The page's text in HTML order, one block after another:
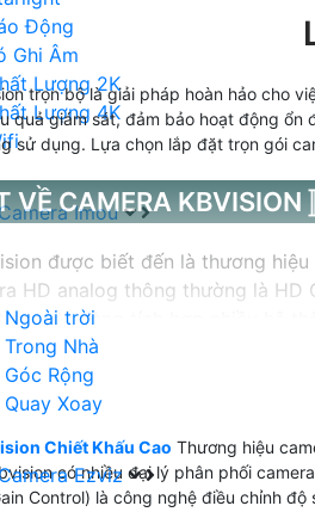
Động
Ghi Âm
Lượng 2K
Lượng 4K
Camera Imou
Ngoài trời
Nhà
Rộng
Xoay
Camera Ezviz
trọn bộ là giải pháp hoàn hảo cho
quả giám sát, đảm bảo hoạt động
sử dụng. Lựa chọn lắp đặt trọn gói
VỀ CAMERA KBVISION
được biết đến là thương
HD analog thông thường là
cao dễ dàng tích hợp nhiều hệ
Như Thế Nào
Chiết Khấu Cao Thương hiệu
có nhiều đại lý phân phối
Control) là công nghệ điều chỉnh